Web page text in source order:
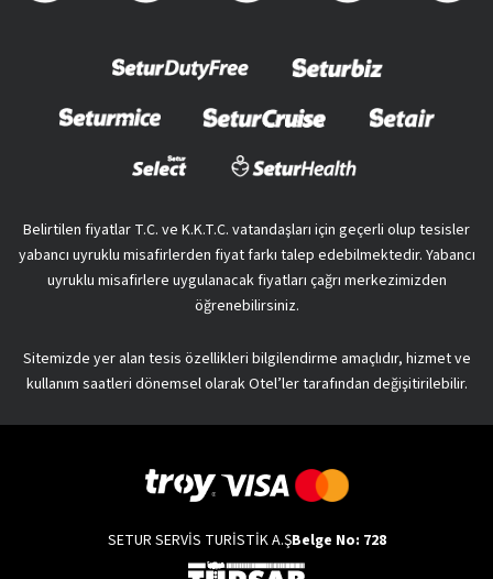
Belirtilen fiyatlar T.C. ve K.K.T.C. vatandaşları için geçerli olup tesisler
yabancı uyruklu misafirlerden fiyat farkı talep edebilmektedir. Yabancı
uyruklu misafirlere uygulanacak fiyatları çağrı merkezimizden
öğrenebilirsiniz.
Sitemizde yer alan tesis özellikleri bilgilendirme amaçlıdır, hizmet ve
kullanım saatleri dönemsel olarak Otel’ler tarafından değişitirilebilir.
SETUR SERVİS TURİSTİK A.ŞBelge No: 728